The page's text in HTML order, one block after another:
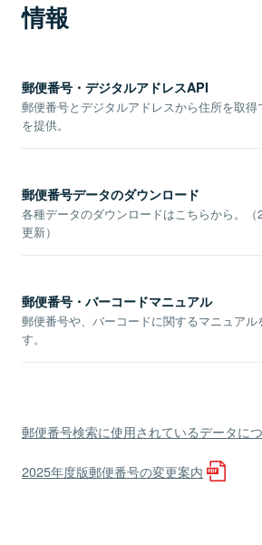
情報
郵便番号・デジタルアドレスAPI
郵便番号とデジタルアドレスから住所を取得
を提供。
郵便番号データのダウンロード
各種データのダウンロードはこちらから。（
更新）
郵便番号・バーコードマニュアル
郵便番号や、バーコードに関するマニュアル
す。
郵便番号検索に使用されているデータに
2025年度版郵便番号の変更案内